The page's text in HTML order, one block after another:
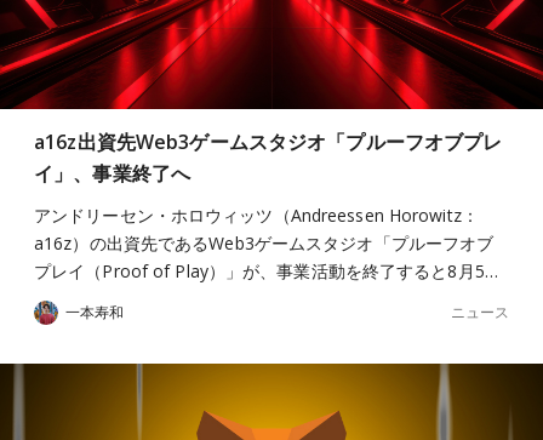
a16z出資先Web3ゲームスタジオ「プルーフオブプレ
イ」、事業終了へ
アンドリーセン・ホロウィッツ（Andreessen Horowitz：
a16z）の出資先であるWeb3ゲームスタジオ「プルーフオブ
プレイ（Proof of Play）」が、事業活動を終了すると8月5…
一本寿和 ニュース